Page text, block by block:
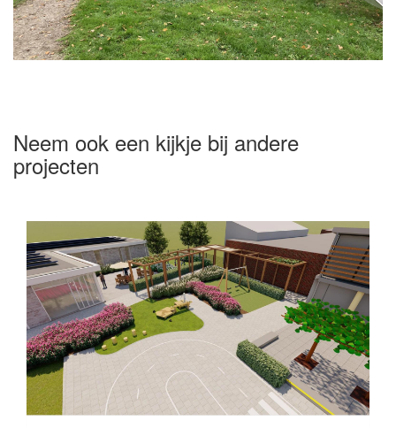
Neem ook een kijkje bij andere
projecten